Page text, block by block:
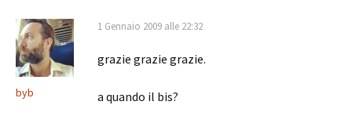
byb
1 Gennaio 2009 alle 22:32
grazie grazie grazie.
a quando il bis?